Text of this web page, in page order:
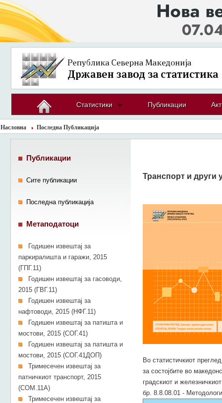
Статистики Публикации
Насловна Последна Публикација
Транспорт и други
Во статистичкиот
за состојбите во
градскиот и
бр. 8.8.08.01 -
Публикации
Сите публикации
Последна публикација
Метаподатоци
Годишен извештај за
паркиралишта и гаражи, 2015
(ГПГ.11)
Годишен извештај за гасоводи,
2015 (ГВГ.11)
Годишен извештај за
нафтоводи, 2015 (НФГ.11)
Годишен извештај за патишта и
мостови, 2015 (СОГ.41)
Годишен извештај за патишта и
мостови, 2015 (СОГ.41ДОП)
Тримесечен извештај за
патничкиот транспорт, 2015
(СОМ.11А)
Тримесечен извештај за